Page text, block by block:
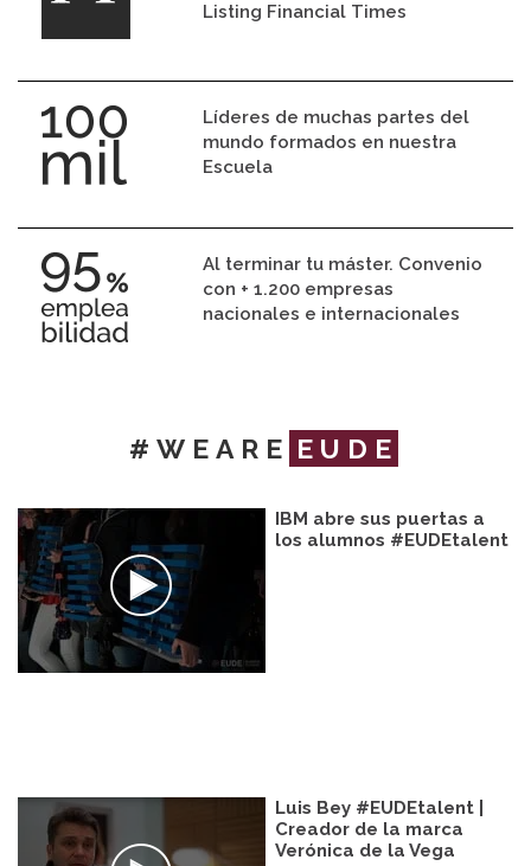
Listing Financial Times
Líderes de muchas partes del
mundo formados en nuestra
Escuela
Al terminar tu máster. Convenio
con + 1.200 empresas
nacionales e internacionales
#WEARE EUDE
IBM abre sus puertas a
los alumnos #EUDEtalent
Luis Bey #EUDEtalent |
Creador de la marca
Verónica de la Vega